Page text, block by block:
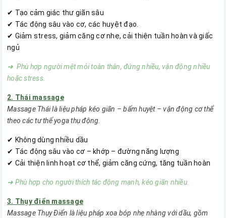
✔ Tạo cảm giác thư giãn sâu
✔ Tác động sâu vào cơ, các huyệt đạo.
✔ Giảm stress, giảm căng cơ nhẹ, cải thiện tuần hoàn và giấc
ngủ
➜ Phù hợp người mệt mỏi toàn thân, đứng nhiều, vận động nhiều
hoặc stress.
2. Thái massage
Massage Thái là liệu pháp kéo giãn – bấm huyệt – vận động cơ thể
theo các tư thế yoga thụ động.
✔ Không dùng nhiều dầu
✔ Tác động sâu vào cơ – khớp – đường năng lượng
✔ Cải thiện linh hoạt cơ thể, giảm căng cứng, tăng tuần hoàn
➜ Phù hợp cho người thích tác động mạnh, kéo giãn nhiều.
3. Thụy điển massage
Massage Thụy Điển là liệu pháp xoa bóp nhẹ nhàng với dầu, gồm